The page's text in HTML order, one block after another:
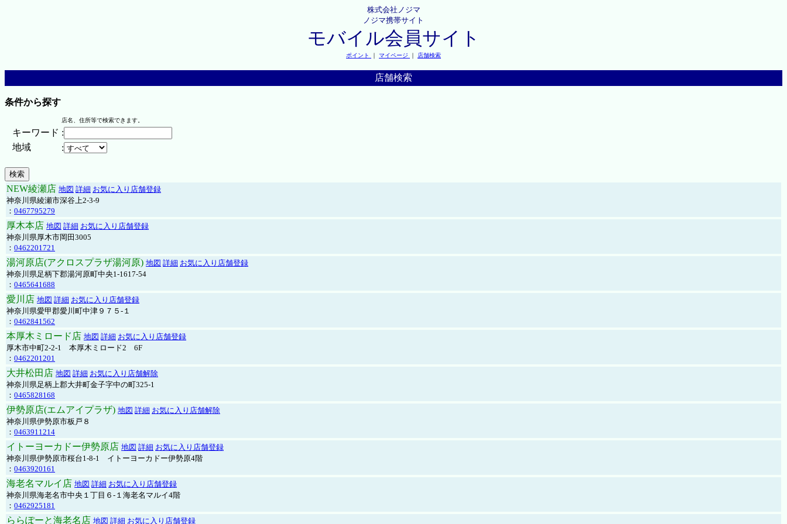
株式会社ノジマ
ノジマ携帯サイト
モバイル会員サイト
ポイント ｜ マイページ ｜ 店舗検索
店舗検索
条件から探す
店名、住所等で検索できます。
キーワード :
地域
:
NEW綾瀬店 地図 詳細 お気に入り店舗登録
神奈川県綾瀬市深谷上2-3-9
： 0467795279
厚木本店 地図 詳細 お気に入り店舗登録
神奈川県厚木市岡田3005
： 0462201721
湯河原店(アクロスプラザ湯河原) 地図 詳細 お気に入り店舗登録
神奈川県足柄下郡湯河原町中央1-1617-54
： 0465641688
愛川店 地図 詳細 お気に入り店舗登録
神奈川県愛甲郡愛川町中津９７５-１
： 0462841562
本厚木ミロード店 地図 詳細 お気に入り店舗登録
厚木市中町2-2-1 本厚木ミロード2 6F
： 0462201201
大井松田店 地図 詳細 お気に入り店舗解除
神奈川県足柄上郡大井町金子字中の町325-1
： 0465828168
伊勢原店(エムアイプラザ) 地図 詳細 お気に入り店舗解除
神奈川県伊勢原市板戸８
： 0463911214
イトーヨーカドー伊勢原店 地図 詳細 お気に入り店舗登録
神奈川県伊勢原市桜台1-8-1 イトーヨーカドー伊勢原4階
： 0463920161
海老名マルイ店 地図 詳細 お気に入り店舗登録
神奈川県海老名市中央１丁目６-１海老名マルイ4階
： 0462925181
ららぽーと海老名店 地図 詳細 お気に入り店舗登録